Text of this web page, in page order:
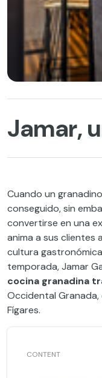
Jamar,
Cuando un
conseguido, sin
convertirse en una
anima a sus clientes
cultura
temporada, Jamar
cocina granadina
Occidental
Fígares.